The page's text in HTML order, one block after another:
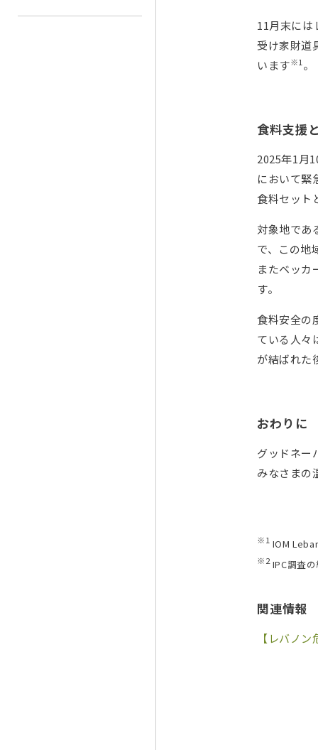
11月末には
受け家財道
います※1。
食料支援
2025年1月
において緊
食料セット
対象地であ
で、この地
またベッ
す。
食料安全の
ている人々
が結ばれた
おわりに
グッドネー
みなさまの
※1 IOM
※2IPC調査
関連情報
【レバノ